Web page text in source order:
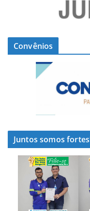
Convênios
Juntos somos